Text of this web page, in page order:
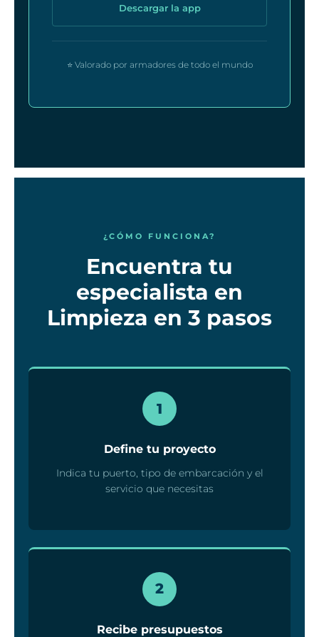
Descargar la app
⭐ Valorado por armadores de todo el mundo
¿CÓMO FUNCIONA?
Encuentra tu
especialista en
Limpieza en 3 pasos
1
Define tu proyecto
Indica tu puerto, tipo de embarcación y el
servicio que necesitas
2
Recibe presupuestos